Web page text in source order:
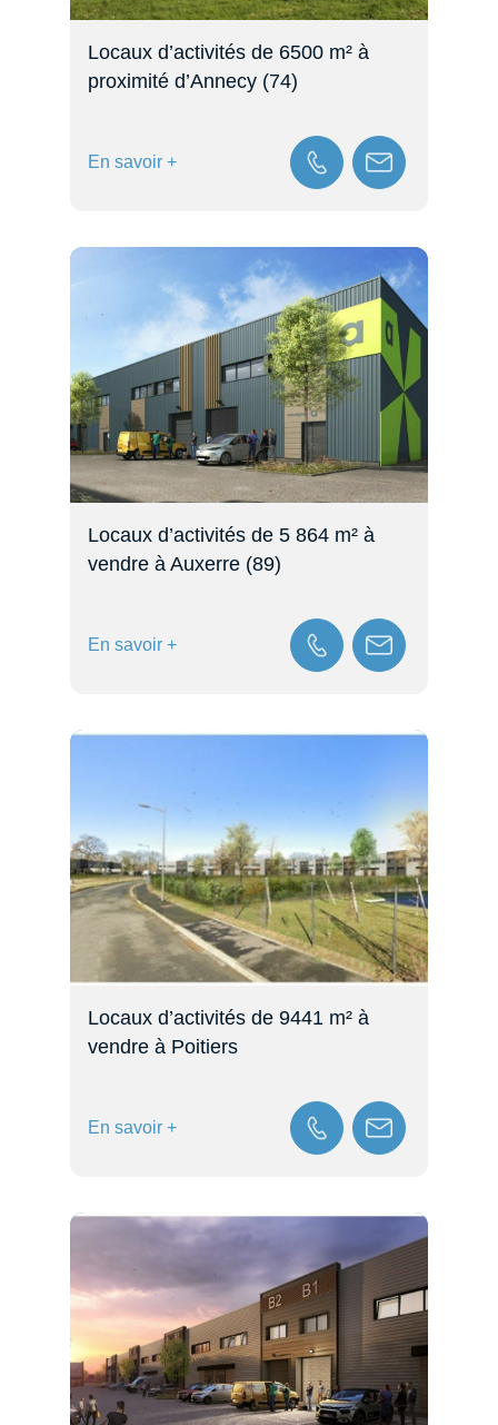
Locaux d’activités de 6500 m² à
proximité d’Annecy (74)
En savoir +
Locaux d’activités de 5 864 m² à
vendre à Auxerre (89)
En savoir +
Locaux d’activités de 9441 m² à
vendre à Poitiers
En savoir +